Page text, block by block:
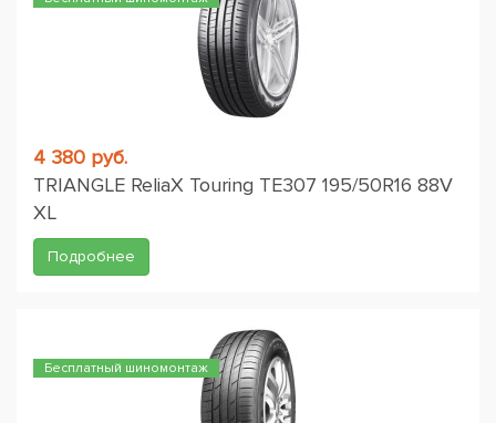
4 380 руб.
TRIANGLE ReliaX Touring TE307 195/50R16 88V
XL
Подробнее
Бесплатный шиномонтаж